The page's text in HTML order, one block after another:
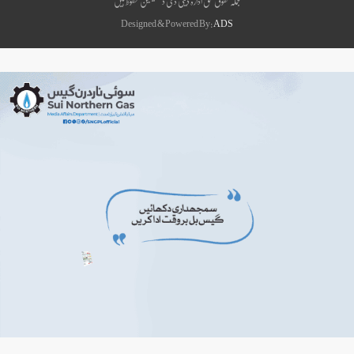
Designed & Powered By: ADS